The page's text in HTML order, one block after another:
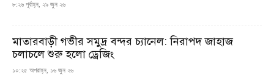
৮:২৬ পূর্বাহ্ন, ২৯ জুন ২৬
মাতারবাড়ী গভীর সমুদ্র বন্দর চ্যানেল: নিরাপদ জাহাজ
চলাচলে শুরু হলো ড্রেজিং
১০:২৫ অপরাহ্ন, ১৬ জুন ২৬